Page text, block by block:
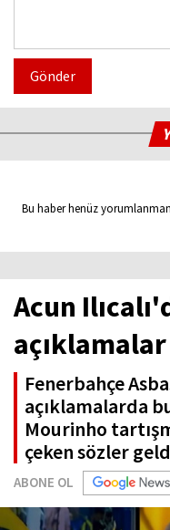
Gönder
Bu haber henüz
Acun
açıklamalar
Fenerbahçe
açıklamalarda
Mourinho
çeken sözler
ABONE OL